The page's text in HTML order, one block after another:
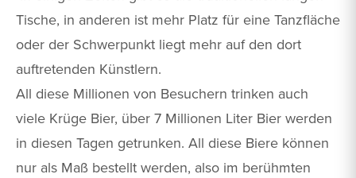
Tische, in anderen ist mehr Platz für eine Tanzfläche
oder der Schwerpunkt liegt mehr auf den dort
auftretenden Künstlern.
All diese Millionen von Besuchern trinken auch
viele Krüge Bier, über 7 Millionen Liter Bier werden
in diesen Tagen getrunken. All diese Biere können
nur als Maß bestellt werden, also im berühmten